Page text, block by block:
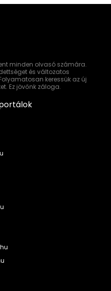
minden olvasó számára.
és változatos
keressük az új
Ez jövőnk záloga.